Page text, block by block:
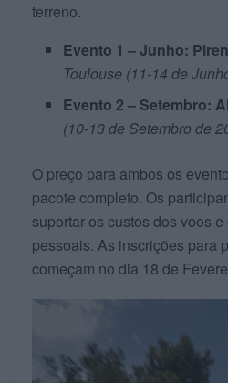
terreno.
Evento 1 – Junho:
Toulouse (11-14 de
Evento 2 – Setembro:
(10-13 de Setembro de
O preço para ambos os
pacote completo. Os
suportar os custos dos voos
pessoais. As inscrições para
começam no dia 18 de